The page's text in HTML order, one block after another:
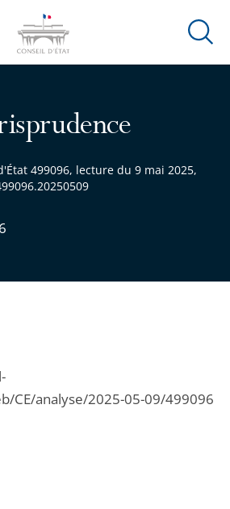
Ouvrir
499096, lecture du 9 mai 2025,
CE/analyse/2025-05-09/499096